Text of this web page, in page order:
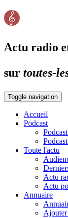
Actu radio
sur toutes-
Toggle navigation
Accueil
Podcast
Toute l'actu
Actu
Actu
Annuaire